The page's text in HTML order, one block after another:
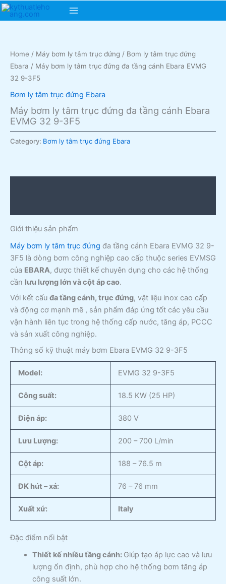
Skip
Main
Home / Máy bơm ly tâm trục đứng / Bơm ly tâm trục đứng
Ebara / Máy bơm ly tâm trục đứng đa tầng cánh Ebara EVMG
32 9-3F5
Bơm ly tâm trục đứng Ebara
Máy bơm ly tâm trục đứng đa tầng cánh Ebara
EVMG 32 9-3F5
Category: Bơm ly tâm trục đứng Ebara
Giới thiệu sản phẩm
Máy bơm ly tâm trục đứng đa tầng cánh Ebara EVMG 32 9-
3F5 là dòng bơm công nghiệp cao cấp thuộc series EVMSG
của EBARA, được thiết kế chuyên dụng cho các hệ thống
cần lưu lượng lớn và cột áp cao.
Với kết cấu đa tầng cánh, trục đứng, vật liệu inox cao cấp
và động cơ mạnh mẽ , sản phẩm đáp ứng tốt các yêu cầu
vận hành liên tục trong hệ thống cấp nước, tăng áp, PCCC
và sản xuất công nghiệp.
Thông số kỹ thuật máy bơm Ebara EVMG 32 9-3F5
Model: EVMG 32 9-3F5
Công suất: 18.5 KW (25 HP)
Điện áp: 380 V
Lưu Lượng: 200 – 700 L/min
Cột áp: 188 – 76.5 m
ĐK hút – xả: 76 – 76 mm
Xuất xứ: Italy
Đặc điểm nổi bật
Thiết kế nhiều tầng cánh: Giúp tạo áp lực cao và lưu
lượng ổn định, phù hợp cho hệ thống bơm tăng áp
công suất lớn.